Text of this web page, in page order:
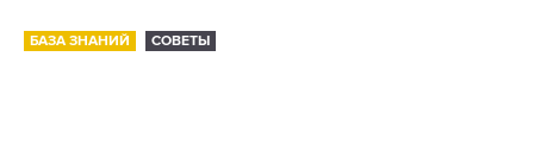
БАЗА ЗНАНИЙ СОВЕТЫ